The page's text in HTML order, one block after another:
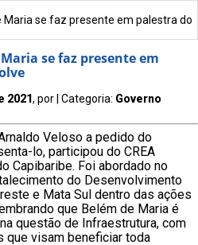
se faz presente em palestra do
se faz presente em
2021, por | Categoria: Governo
Veloso a pedido do
lo, participou do CREA
Capibaribe. Foi abordado no
do Desenvolvimento
e Mata Sul dentro das ações
que Belém de Maria é
questão de Infraestrutura, com
que visam beneficiar toda